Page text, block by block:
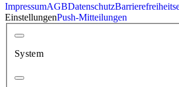
ImpressumAGBDatenschutz
EinstellungenPush-Mitteilungen
System